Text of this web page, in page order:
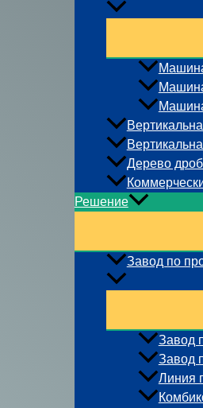
Дерево
Решение
Завод по
Завод
Завод
Линия